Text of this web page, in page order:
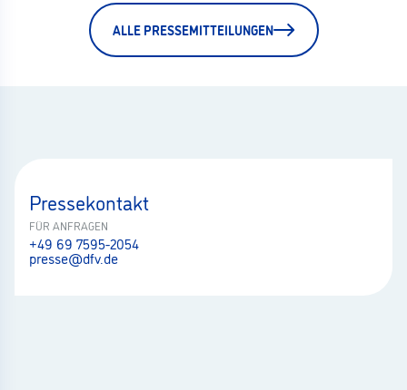
ALLE PRESSEMITTEILUNGEN
Pressekontakt
FÜR ANFRAGEN
+49 69 7595-2054
presse@dfv.de